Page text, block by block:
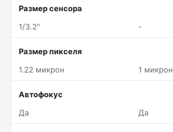
Размер сенсора
1/3.2"
-
Размер пикселя
1.22 микрон
1 микрон
Автофокус
Да
Да